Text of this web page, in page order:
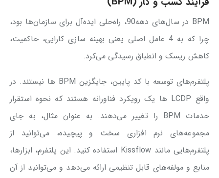
BPM در سال‌های دهه90، راه‌حلی ایده‌آل برای سازمان‌ها بود،
چرا که به 4 عامل اصلی یعنی بهینه سازی کارایی، حاکمیت،
کاهش ریسک و انطباق رسیدگی می‌کرد.
پلتفرم‌های توسعه با کد پایین، جایگزین BPM ها نیستند. در
واقع LCDP ها یک رویکرد فناورانه هستند که نحوه استقرار
خدمات BPM را تغییر می‌دهند. به عنوان مثال، به جای
مجموعه‌های نرم افزاری سخت و پیچیده، می‌توانید از
پلتفرم‌‌هایی مانند Kissflow استفاده کنید. این پلتفرم، ابزارها،
منابع و مولفه‌های قابل تنظیمی ارائه می‌دهد و می‌توانید از آن